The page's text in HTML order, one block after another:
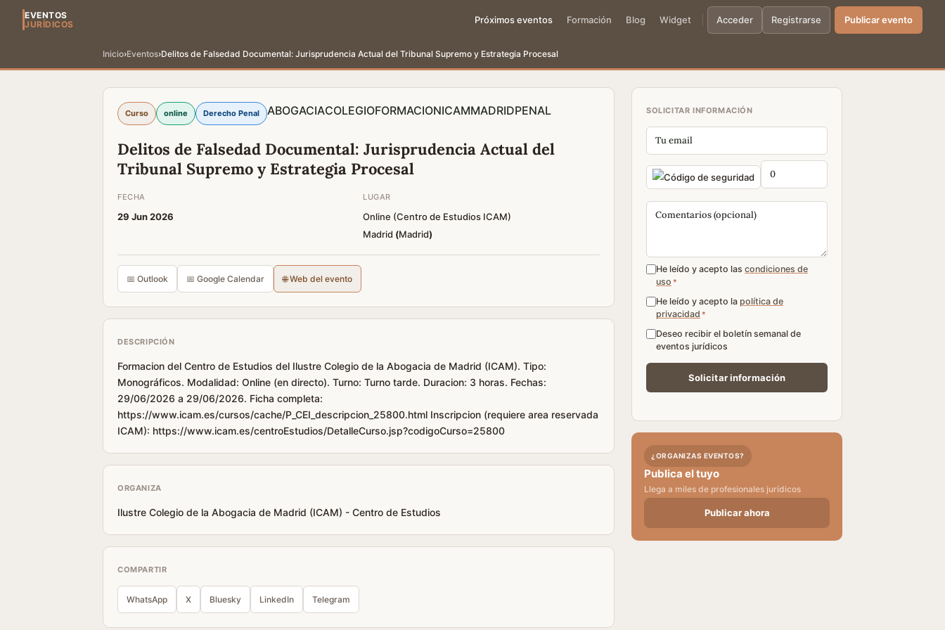
EVENTOS
JURÍDICOS
Próximos eventos Formación Blog Widget Acceder Registrarse Publicar evento
Inicio›Eventos›Delitos de Falsedad Documental: Jurisprudencia Actual del Tribunal Supremo y Estrategia Procesal
Curso online Derecho Penal ABOGACIACOLEGIOFORMACIONICAMMADRIDPENAL
Delitos de Falsedad Documental: Jurisprudencia Actual del
Tribunal Supremo y Estrategia Procesal
FECHA
29 Jun 2026
LUGAR
Online (Centro de Estudios ICAM)
Madrid (Madrid)
📅 Outlook 📅 Google Calendar 🌐 Web del evento
DESCRIPCIÓN
Formacion del Centro de Estudios del Ilustre Colegio de la Abogacia de Madrid (ICAM). Tipo:
Monográficos. Modalidad: Online (en directo). Turno: Turno tarde. Duracion: 3 horas. Fechas:
29/06/2026 a 29/06/2026. Ficha completa:
https://www.icam.es/cursos/cache/P_CEI_descripcion_25800.html Inscripcion (requiere area reservada
ICAM): https://www.icam.es/centroEstudios/DetalleCurso.jsp?codigoCurso=25800
ORGANIZA
Ilustre Colegio de la Abogacia de Madrid (ICAM) - Centro de Estudios
COMPARTIR
WhatsApp X Bluesky LinkedIn Telegram
SOLICITAR INFORMACIÓN
He leído y acepto las condiciones de
uso *
He leído y acepto la política de
privacidad *
Deseo recibir el boletín semanal de
eventos jurídicos
¿ORGANIZAS EVENTOS?
Publica el tuyo
Llega a miles de profesionales jurídicos
Publicar ahora